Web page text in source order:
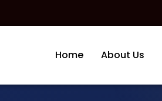
Home About Us